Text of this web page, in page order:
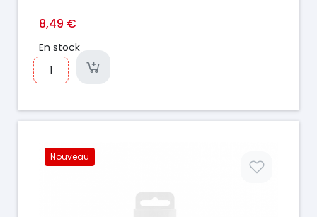
8,49 €
En stock
Nouveau